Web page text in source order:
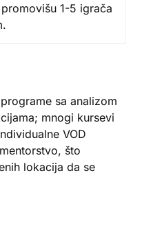
1-5 igrača
sa analizom
mnogi kursevi
VOD
što
lokacija da se